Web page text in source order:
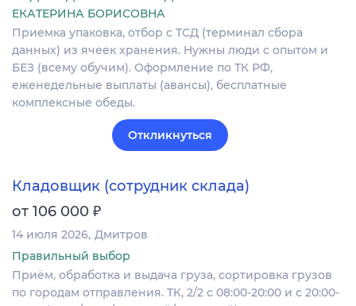
ЕКАТЕРИНА БОРИСОВНА
Приемка упаковка, отбор с ТСД (терминал сбора
данных) из ячеек хранения. Нужны люди с опытом и
БЕЗ (всему обучим). Оформление по ТК РФ,
еженедельные выплаты (авансы), бесплатные
комплексные обеды.
Откликнуться
Кладовщик (сотрудник склада)
от 106 000 ₽
14 июля 2026 Дмитров
Правильный выбор
Приём, обработка и выдача груза, сортировка грузов
по городам отправления. ТК, 2/2 с 08:00-20:00 и с 20:00-